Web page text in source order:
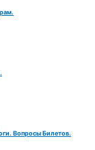
Вопросы Билетов.